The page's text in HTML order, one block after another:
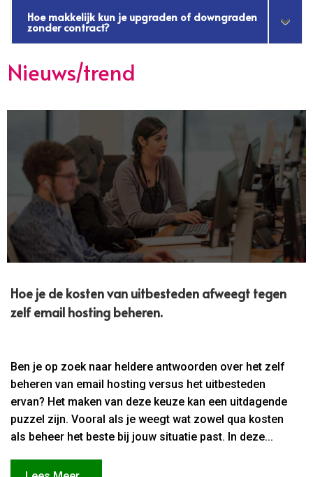
Hoe makkelijk kun je upgraden of downgraden
zonder contract?
Nieuws/trend
Hoe je de kosten van uitbesteden afweegt tegen
zelf email hosting beheren.​
Ben je op zoek naar heldere antwoorden over het zelf
beheren van email hosting versus het uitbesteden
ervan? Het maken van deze keuze kan een uitdagende
puzzel zijn. Vooral als je weegt wat zowel qua kosten
als beheer het beste bij jouw situatie past. In deze...